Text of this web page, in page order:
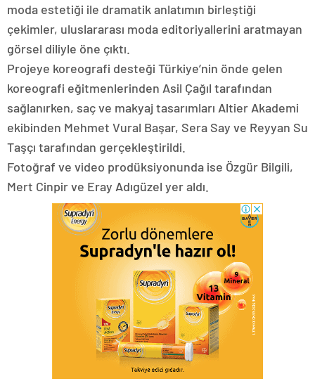
moda estetiği ile dramatik anlatımın birleştiği
çekimler, uluslararası moda editoriyallerini aratmayan
görsel diliyle öne çıktı.
Projeye koreografi desteği Türkiye’nin önde gelen
koreografi eğitmenlerinden Asil Çağıl tarafından
sağlanırken, saç ve makyaj tasarımları Altier Akademi
ekibinden Mehmet Vural Başar, Sera Say ve Reyyan Su
Taşçı tarafından gerçekleştirildi.
Fotoğraf ve video prodüksiyonunda ise Özgür Bilgili,
Mert Cinpir ve Eray Adıgüzel yer aldı.